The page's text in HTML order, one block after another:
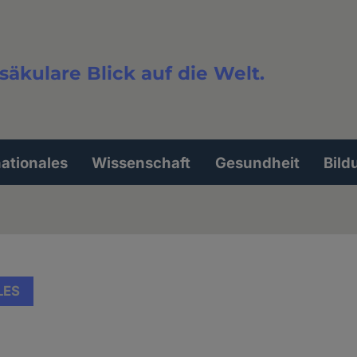
Blick auf die Welt.
Wissenschaft Gesundheit